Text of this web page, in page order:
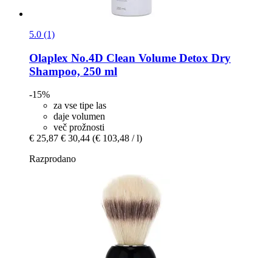
5.0 (1)
Olaplex No.4D Clean Volume Detox Dry
Shampoo, 250 ml
-15%
za vse tipe las
daje volumen
več prožnosti
€ 25,87 € 30,44 (€ 103,48 / l)
Razprodano